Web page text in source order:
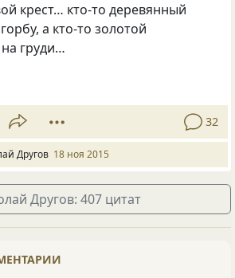
крест… кто-то деревянный
а кто-то золотой
груди…
32
Другов 18 ноя 2015
Другов: 407 цитат